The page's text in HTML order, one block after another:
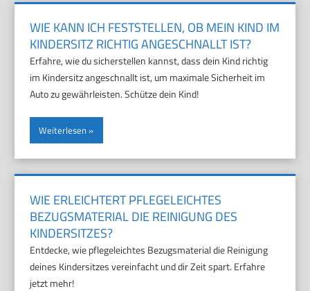
WIE KANN ICH FESTSTELLEN, OB MEIN KIND IM
KINDERSITZ RICHTIG ANGESCHNALLT IST?
Erfahre, wie du sicherstellen kannst, dass dein Kind richtig
im Kindersitz angeschnallt ist, um maximale Sicherheit im
Auto zu gewährleisten. Schütze dein Kind!
Weiterlesen
WIE ERLEICHTERT PFLEGELEICHTES
BEZUGSMATERIAL DIE REINIGUNG DES
KINDERSITZES?
Entdecke, wie pflegeleichtes Bezugsmaterial die Reinigung
deines Kindersitzes vereinfacht und dir Zeit spart. Erfahre
jetzt mehr!